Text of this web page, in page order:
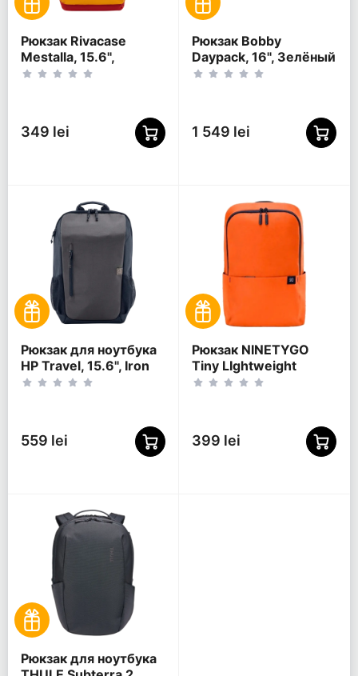
Рюкзак Rivacase
Mestalla, 15.6",
Золотой
349 lei
Рюкзак Bobby
Daypack, 16", Зелёный
1 549 lei
Рюкзак для ноутбука
HP Travel, 15.6", Iron
Grey
559 lei
Рюкзак NINETYGO
Tiny LIghtweight
Casual, 15.6",
399 lei
Рюкзак для ноутбука